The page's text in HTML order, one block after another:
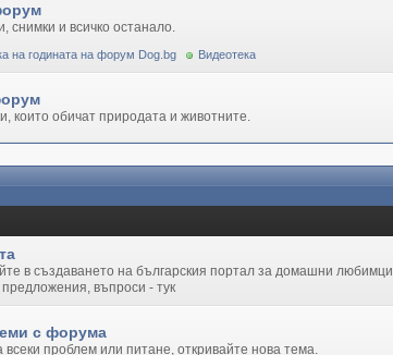
снимки и всичко останало.
на годината на форум Dog.bg Видеотека
които обичат природата и животните.
в създаването на българския портал за домашни любимци
въпроси - тук
с форума
всеки проблем или питане, откривайте нова тема.